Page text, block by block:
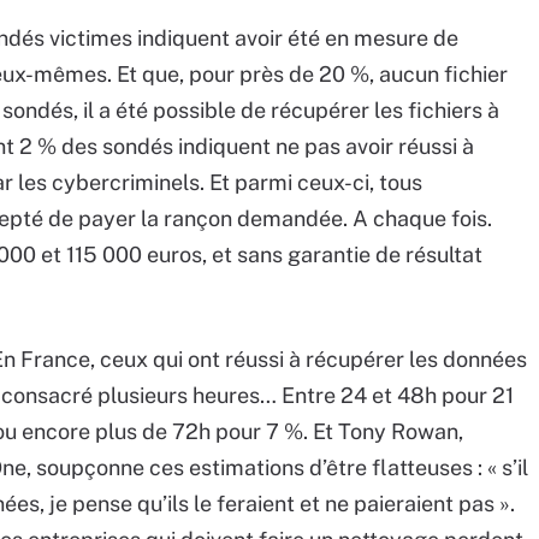
victimes indiquent avoir été en mesure de
mêmes. Et que, pour près de 20 %, aucun fichier
il a été possible de récupérer les fichiers à
% des sondés indiquent ne pas avoir réussi à
les cybercriminels. Et parmi ceux-ci, tous
de payer la rançon demandée. A chaque fois.
et 115 000 euros, et sans garantie de résultat
France, ceux qui ont réussi à récupérer les données
plusieurs heures… Entre 24 et 48h pour 21
encore plus de 72h pour 7 %. Et Tony Rowan,
soupçonne ces estimations d’être flatteuses : « s’il
je pense qu’ils le feraient et ne paieraient pas ».